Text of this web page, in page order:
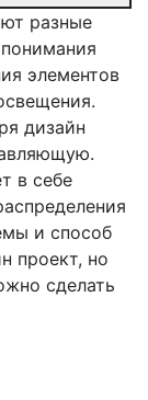
разные
элементов
дизайн
в себе
и способ
проект, но
сделать